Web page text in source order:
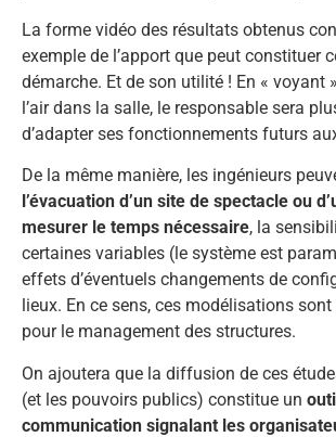
La forme vidéo des résultats obtenus
exemple de l’apport que peut constituer
démarche. Et de son utilité ! En « voyant
l’air dans la salle, le responsable sera
d’adapter ses fonctionnements futurs
De la même manière, les ingénieurs
l’évacuation d’un site de spectacle ou
mesurer le temps nécessaire, la
certaines variables (le système est
effets d’éventuels changements de
lieux. En ce sens, ces modélisations
pour le management des structures.
On ajoutera que la diffusion de ces
(et les pouvoirs publics) constitue un
communication signalant les